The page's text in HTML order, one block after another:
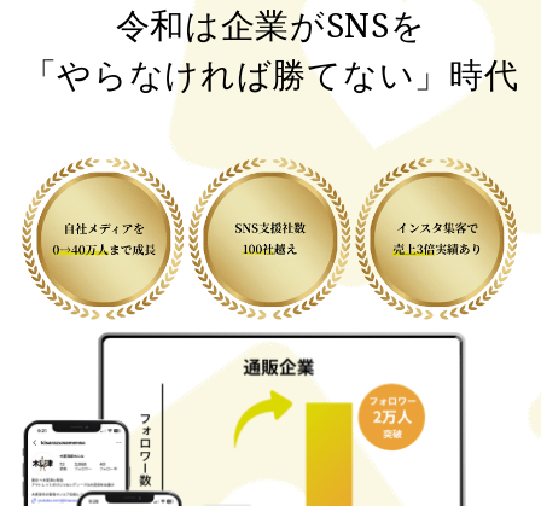
令和は企業がSNSを
「やらなければ勝てない」時代